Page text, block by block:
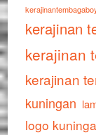
kerajinan
kerajinan
kerajinan
kuningan
logo